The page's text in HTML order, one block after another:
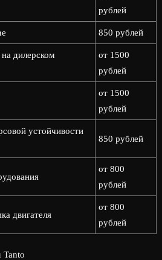
рублей
850 рублей
дилерском
от 1500
рублей
от 1500
рублей
устойчивости
850 рублей
от 800
рублей
двигателя
от 800
рублей
Tanto